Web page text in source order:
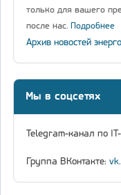
только для вашего
после нас. Подробнее
Архив новостей
Мы в соцсетях
Telegram-канал по
Группа ВКонтакте: